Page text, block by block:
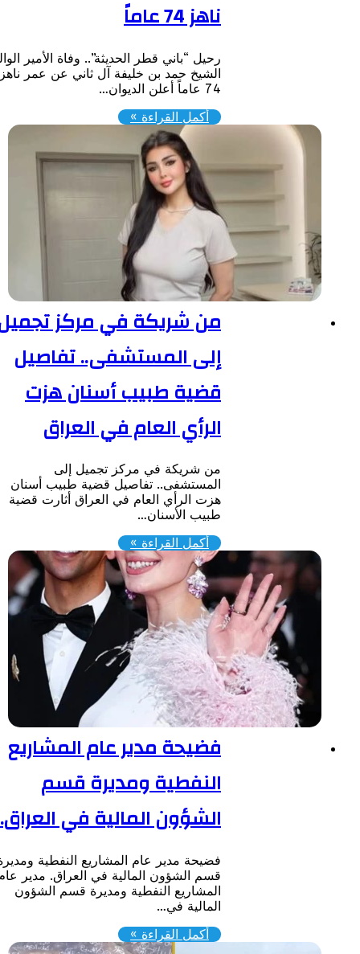
رحيل “باني قطر الحديثة”.. وفاة الأمير الوالد
الشيخ حمد بن خليفة آل ثاني عن عمر ناهز
أكمل القراءة »
من شريكة في مركز تجميل
إلى المستشفى.. تفاصيل
قضية طبيب أسنان هزت
الرأي العام في العراق
من شريكة في مركز تجميل إلى
المستشفى.. تفاصيل قضية طبيب أسنان
هزت الرأي العام في العراق أثارت قضية
طبيب الأسنان…
أكمل القراءة »
فضيحة مدير عام المشاريع
النفطية ومديرة قسم
الشؤون المالية في العراق.
فضيحة مدير عام المشاريع النفطية ومديرة
قسم الشؤون المالية في العراق. مدير عام
المشاريع النفطية ومديرة قسم الشؤون
المالية في…
أكمل القراءة »